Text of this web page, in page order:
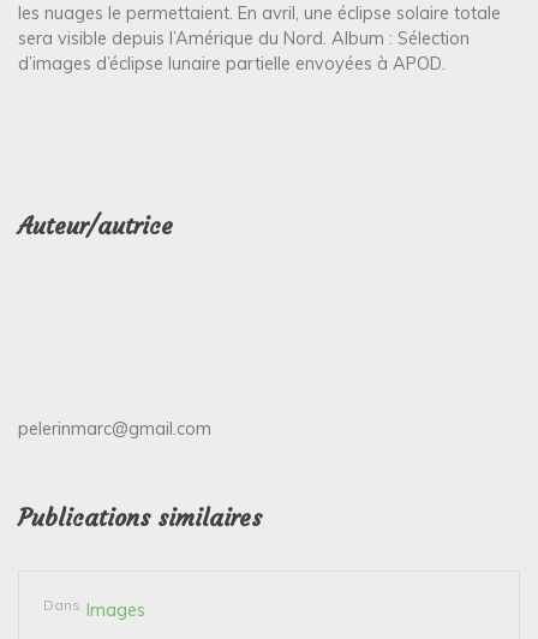
les nuages le permettaient. En avril, une éclipse solaire totale
sera visible depuis l’Amérique du Nord. Album : Sélection
d’images d’éclipse lunaire partielle envoyées à APOD.
Auteur/autrice
pelerinmarc@gmail.com
Publications similaires
Dans Images